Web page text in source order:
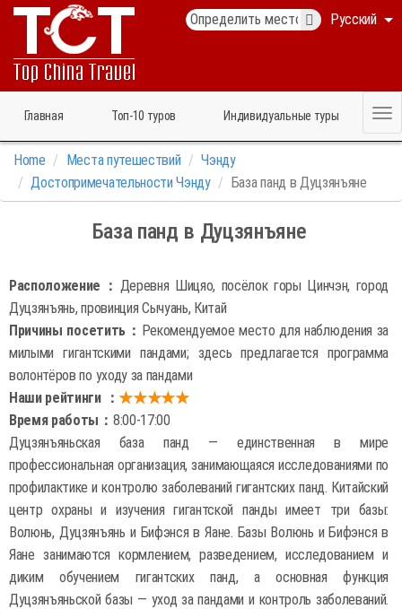
Русский
Главная Топ‑10 туров Индивидуальные туры
Home Места путешествий
Чэнду
Достопримечательности Чэнду
База панд в Дуцзянъяне
База панд в Дуцзянъяне
Расположение： Деревня Шицяо, посёлок горы Цинчэн, город
Дуцзянъянь, провинция Сычуань, Китай
Причины посетить： Рекомендуемое место для наблюдения за
милыми гигантскими пандами; здесь предлагается программа
волонтёров по уходу за пандами
Наши рейтинги ：★★★★★
Время работы： 8:00-17:00
Дуцзянъяньская база панд — единственная в мире
профессиональная организация, занимающаяся исследованиями по
профилактике и контролю заболеваний гигантских панд. Китайский
центр охраны и изучения гигантской панды имеет три базы:
Волюнь, Дуцзянъянь и Бифэнся в Яане. Базы Волюнь и Бифэнся в
Яане занимаются кормлением, разведением, исследованием и
диким обучением гигантских панд, а основная функция
Дуцзянъяньской базы — уход за пандами и контроль заболеваний.